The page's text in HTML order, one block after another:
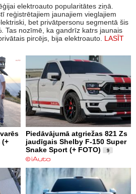
elektroauto popularitātes ziņā.
reģistrētajiem jaunajiem vieglajiem
bet privātpersonu segmentā šis
Tas nozīmē, ka gandrīz katrs jaunais
pircējs, bija elektroauto. LASĪT
(+
Piedāvājumā atgriežas 821 Zs
jaudīgais Shelby F-150 Super
Snake Sport (+ FOTO)
9